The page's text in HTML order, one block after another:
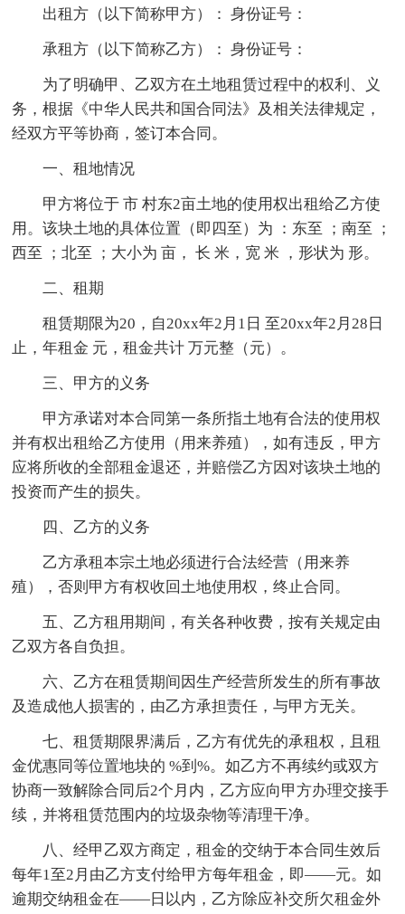
出租方（以下简称甲方）： 身份证号：
承租方（以下简称乙方）： 身份证号：
为了明确甲、乙双方在土地租赁过程中的权利、义
务，根据《中华人民共和国合同法》及相关法律规定，
经双方平等协商，签订本合同。
一、租地情况
甲方将位于 市 村东2亩土地的使用权出租给乙方使
用。该块土地的具体位置（即四至）为 ：东至 ；南至 ；
西至 ；北至 ；大小为 亩， 长 米，宽 米 ，形状为 形。
二、租期
租赁期限为20，自20xx年2月1日 至20xx年2月28日
止，年租金 元，租金共计 万元整（元）。
三、甲方的义务
甲方承诺对本合同第一条所指土地有合法的使用权
并有权出租给乙方使用（用来养殖），如有违反，甲方
应将所收的全部租金退还，并赔偿乙方因对该块土地的
投资而产生的损失。
四、乙方的义务
乙方承租本宗土地必须进行合法经营（用来养
殖），否则甲方有权收回土地使用权，终止合同。
五、乙方租用期间，有关各种收费，按有关规定由
乙双方各自负担。
六、乙方在租赁期间因生产经营所发生的所有事故
及造成他人损害的，由乙方承担责任，与甲方无关。
七、租赁期限界满后，乙方有优先的承租权，且租
金优惠同等位置地块的 %到%。如乙方不再续约或双方
协商一致解除合同后2个月内，乙方应向甲方办理交接手
续，并将租赁范围内的垃圾杂物等清理干净。
八、经甲乙双方商定，租金的交纳于本合同生效后
每年1至2月由乙方支付给甲方每年租金，即——元。如
逾期交纳租金在——日以内，乙方除应补交所欠租金外